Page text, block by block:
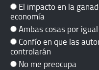
El impacto en la
economía
Ambas cosas por igual
Confío en que las
controlarán
No me preocupa